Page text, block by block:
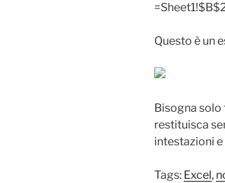
Questo è un
Bisogna solo
restituisca
intestazioni
Tags: Excel,